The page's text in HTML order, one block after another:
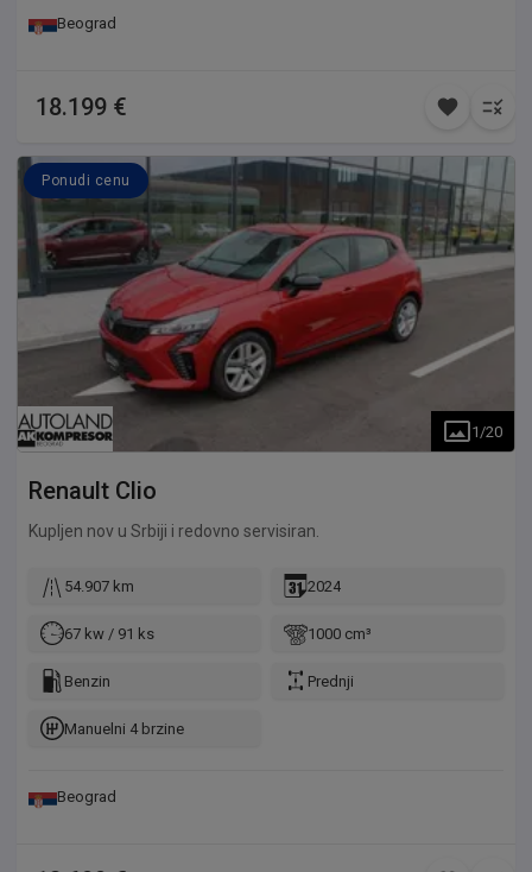
Beograd
18.199 €
Ponudi cenu
1 /20
Renault Clio
Kupljen nov u Srbiji i redovno servisiran.
54.907 km 2024
67 kw / 91 ks 1000 cm³
Benzin Prednji
Manuelni 4 brzine
Beograd